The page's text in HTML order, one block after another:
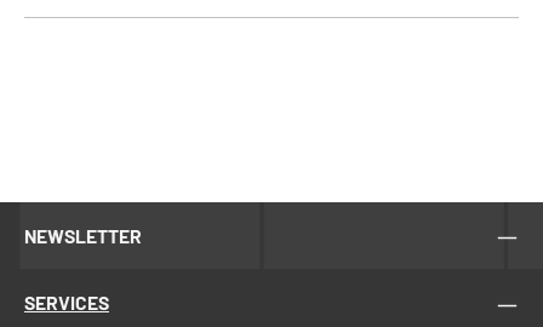
NEWSLETTER
SERVICES